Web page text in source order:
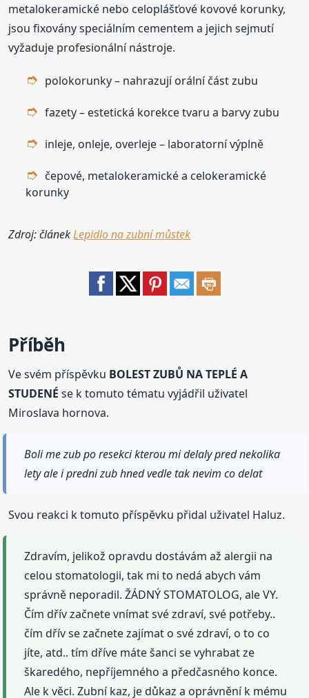
metalokeramické nebo celoplášťové kovové korunky,
jsou fixovány speciálním cementem a jejich sejmutí
vyžaduje profesionální nástroje.
polokorunky – nahrazují orální část zubu
fazety – estetická korekce tvaru a barvy zubu
inleje, onleje, overleje – laboratorní výplně
čepové, metalokeramické a celokeramické
korunky
Zdroj: článekLepidlo na zubní můstek
Příběh
Ve svém příspěvku BOLEST ZUBŮ NA TEPLÉ A
STUDENÉ se k tomuto tématu vyjádřil uživatel
Miroslava hornova.
Boli me zub po resekci kterou mi delaly pred nekolika
lety ale i predni zub hned vedle tak nevim co delat
Svou reakci k tomuto příspěvku přidal uživatel Haluz.
Zdravím, jelikož opravdu dostávám až alergii na
celou stomatologii, tak mi to nedá abych vám
správně neporadil. ŽÁDNÝ STOMATOLOG, ale VY.
Čím dřív začnete vnímat své zdraví, své potřeby..
čím dřív se začnete zajímat o své zdraví, o to co
jíte, atd.. tím dříve máte šanci se vyhrabat ze
škaredého, nepříjemného a předčasného konce.
Ale k věci. Zubní kaz, je důkaz a oprávnění k mému